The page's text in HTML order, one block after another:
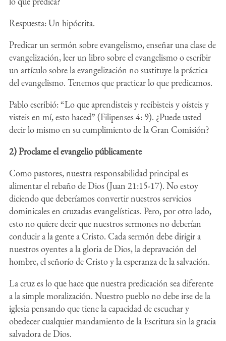
Respuesta: Un hipócrita.
Predicar un sermón sobre evangelismo, enseñar una clase de
evangelización, leer un libro sobre el evangelismo o escribir
un artículo sobre la evangelización no sustituye la práctica
del evangelismo. Tenemos que practicar lo que predicamos.
Pablo escribió: “Lo que aprendisteis y recibisteis y oísteis y
visteis en mí, esto haced” (Filipenses 4: 9). ¿Puede usted
decir lo mismo en su cumplimiento de la Gran Comisión?
2) Proclame el evangelio públicamente
Como pastores, nuestra responsabilidad principal es
alimentar el rebaño de Dios (Juan 21:15-17). No estoy
diciendo que deberíamos convertir nuestros servicios
dominicales en cruzadas evangelísticas. Pero, por otro lado,
esto no quiere decir que nuestros sermones no deberían
conducir a la gente a Cristo. Cada sermón debe dirigir a
nuestros oyentes a la gloria de Dios, la depravación del
hombre, el señorío de Cristo y la esperanza de la salvación.
La cruz es lo que hace que nuestra predicación sea diferente
a la simple moralización. Nuestro pueblo no debe irse de la
iglesia pensando que tiene la capacidad de escuchar y
obedecer cualquier mandamiento de la Escritura sin la gracia
salvadora de Dios.